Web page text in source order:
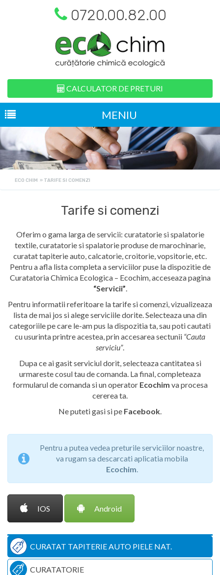
0720.00.82.00
CALCULATOR DE PRETURI
MENIU
ECO CHIM » TARIFE SI COMENZI
Tarife si comenzi
Oferim o gama larga de servicii: curatatorie si spalatorie
textile, curatatorie si spalatorie produse de marochinarie,
curatat tapiterie auto, calcatorie, croitorie, vopsitorie, etc.
Pentru a afla lista completa a serviciilor puse la dispozitie de
Curatatoria Chimica Ecologica – Ecochim, acceseaza pagina
“Servicii”.
Pentru informatii referitoare la tarife si comenzi, vizualizeaza
lista de mai jos si alege serviciile dorite. Selecteaza una din
categoriile pe care le-am pus la dispozitia ta, sau poti cautati
cu usurinta printre acestea, prin accesarea sectunii “Cauta
serviciu”.
Dupa ce ai gasit serviciul dorit, selecteaza cantitatea si
urmareste cosul tau de comanda. La final, completeaza
formularul de comanda si un operator Ecochim va procesa
cererea ta.
Ne puteti gasi si pe Facebook.
Pentru a putea vedea preturile serviciilor noastre,
va rugam sa descarcati aplicatia mobila
Ecochim.
IOS Android
CURATAT TAPITERIE AUTO PIELE NAT.
CURATATORIE